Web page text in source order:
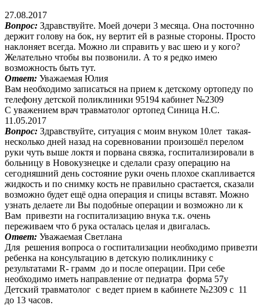
27.08.2017
Вопрос: Здравствуйте. Моей дочери 3 месяца. Она посточнно
держит голову на бок, ну вертит ей в разные стороны. Просто
наклоняет всегда. Можно ли справить у вас шею и у кого?
Желательно чтобы вы позвонили. А то я редко имею
возможность быть тут.
Ответ: Уважаемая Юлия
Вам необходимо записаться на прием к детскому ортопеду по
телефону детской поликлиники 95194 кабинет №2309
С уважением врач травматолог ортопед Синица Н.С.
11.05.2017
Вопрос: Здравствуйте, ситуация с моим внуком 10лет такая-
несколько дней назад на соревновании произошёл перелом
руки чуть выше локтя и порвана связка, госпитализировали в
больницу в Новокузнецке и сделали сразу операцию на
сегодняшний день состояние руки очень плохое скапливается
жидкость и по снимку кость не правильно срастается, сказали
возможно будет ещё одна операция и спицы вставят. Можно
узнать делаете ли Вы подобные операции и возможно ли к
Вам привезти на госпитализацию внука т.к. очень
переживаем что б рука осталась целая и двигалась.
Ответ: Уважаемая Светлана
Для решения вопроса о госпитализации необходимо привезти
ребенка на консультацию в детскую поликлинику с
результатами R- грамм до и после операции. При себе
необходимо иметь направление от педиатра форма 57у
Детский травматолог с ведет прием в кабинете №2309 с 11
до 13 часов.